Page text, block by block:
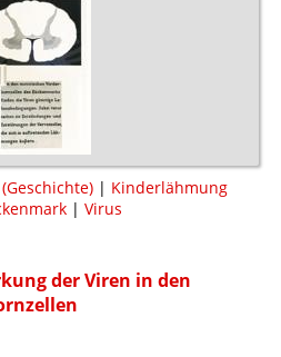
| Kinderlähmung
| Virus
der Viren in den